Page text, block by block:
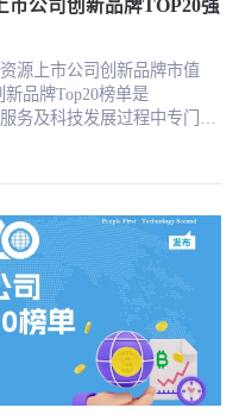
信息。 · 强烈推荐
力资源科技新闻、趋势和资
将一
球最新最前沿最优质的
源科技进步与发展，持续
核心报道HR科技创新
资源科技资讯。定期发布
高品质的专业前沿峰会论
市公司创新品牌TOP20强
源上市公司创新品牌市值
品牌Top20榜单是
务及科技发展过程中专门打
业动态和趋势的窗口。随
细分领域的HR上市机构也
注
片压缩的很厉害，高清的可
时间）收盘市值和股价为基
核